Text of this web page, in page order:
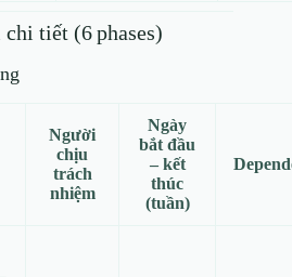
tiết (6 phases)
Người
chịu
trách
nhiệm
Ngày
bắt đầu
– kết
thúc
(tuần)